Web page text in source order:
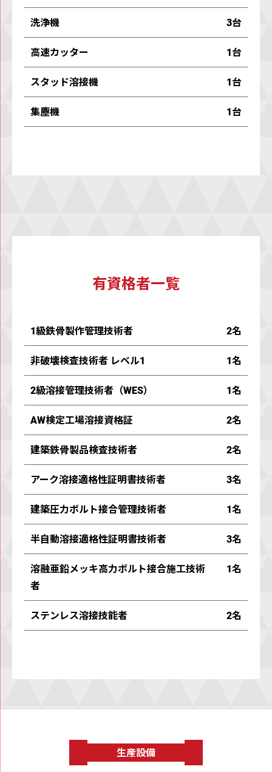
洗浄機 3台
⾼速カッター 1台
スタッド溶接機 1台
集塵機 1台
有資格者⼀覧
1級鉄⾻製作管理技術者 2名
⾮破壊検査技術者 レベル1 1名
2級溶接管理技術者（WES） 1名
AW検定⼯場溶接資格証 2名
建築鉄⾻製品検査技術者 2名
アーク溶接適格性証明書技術者 3名
建築圧⼒ボルト接合管理技術者 1名
半⾃動溶接適格性証明書技術者 3名
溶融亜鉛メッキ⾼⼒ボルト接合施⼯技術
者
1名
ステンレス溶接技能者 2名
⽣産設備